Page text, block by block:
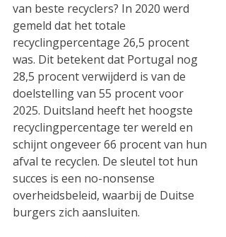
van beste recyclers? In 2020 werd
gemeld dat het totale
recyclingpercentage 26,5 procent
was. Dit betekent dat Portugal nog
28,5 procent verwijderd is van de
doelstelling van 55 procent voor
2025. Duitsland heeft het hoogste
recyclingpercentage ter wereld en
schijnt ongeveer 66 procent van hun
afval te recyclen. De sleutel tot hun
succes is een no-nonsense
overheidsbeleid, waarbij de Duitse
burgers zich aansluiten.